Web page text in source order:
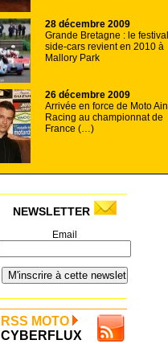
28 décembre 2009
Grande Bretagne : le festival
side-cars revient en 2010 à
Mallory Park
26 décembre 2009
Arrivée en force de Moto Ain
Racing au championnat de
France (…)
NEWSLETTER
Email
RSS MOTO
CYBERFLUX